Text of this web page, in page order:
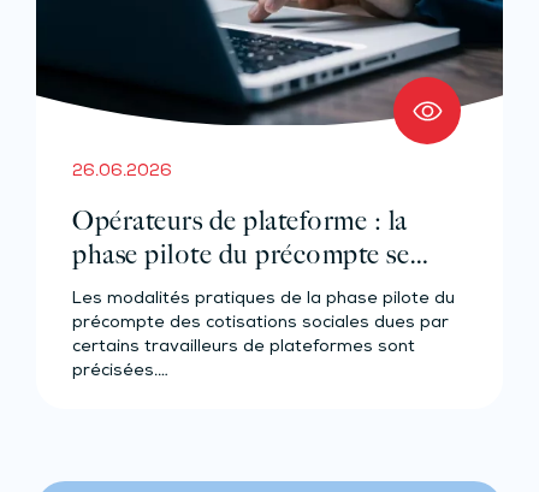
26.06.2026
Opérateurs de plateforme : la
phase pilote du précompte se
précise
Les modalités pratiques de la phase pilote du
précompte des cotisations sociales dues par
certains travailleurs de plateformes sont
précisées.…